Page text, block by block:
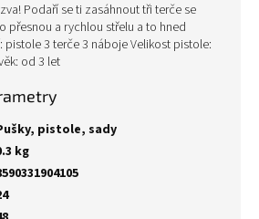
Podaří se ti zasáhnout tři terče se
přesnou a rychlou střelu a to hned
pistole 3 terče 3 náboje Velikost pistole:
od 3 let
pistole, sady
kg